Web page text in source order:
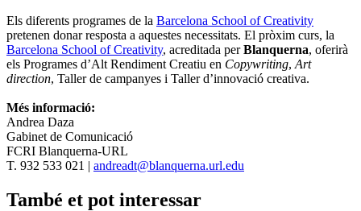
Els diferents programes de la Barcelona School of Creativity
pretenen donar resposta a aquestes necessitats. El pròxim curs, la
Barcelona School of Creativity, acreditada perBlanquerna, oferirà
els Programes d’Alt Rendiment Creatiu en Copywriting, Art
direction, Taller de campanyes i Taller d’innovació creativa.
Més informació:
Andrea Daza
Gabinet de Comunicació
FCRI Blanquerna-URL
T. 932 533 021 | andreadt@blanquerna.url.edu
També et pot interessar